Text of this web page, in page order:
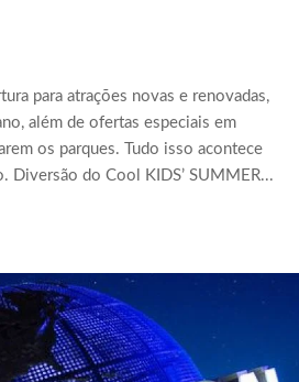
para atrações novas e renovadas,
além de ofertas especiais em
os parques. Tudo isso acontece
Diversão do Cool KIDS’ SUMMER...